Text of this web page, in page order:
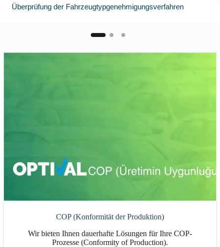
Überprüfung der Fahrzeugtypgenehmigungsverfahren
COP (Konformität der Produktion)
Wir bieten Ihnen dauerhafte Lösungen für Ihre COP-
Prozesse (Conformity of Production).